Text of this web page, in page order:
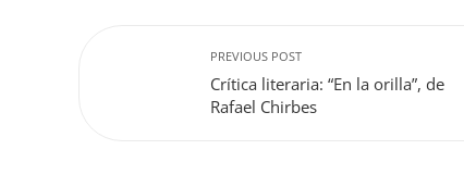
PREVIOUS POST
Crítica literaria: “En la orilla”, de
Rafael Chirbes